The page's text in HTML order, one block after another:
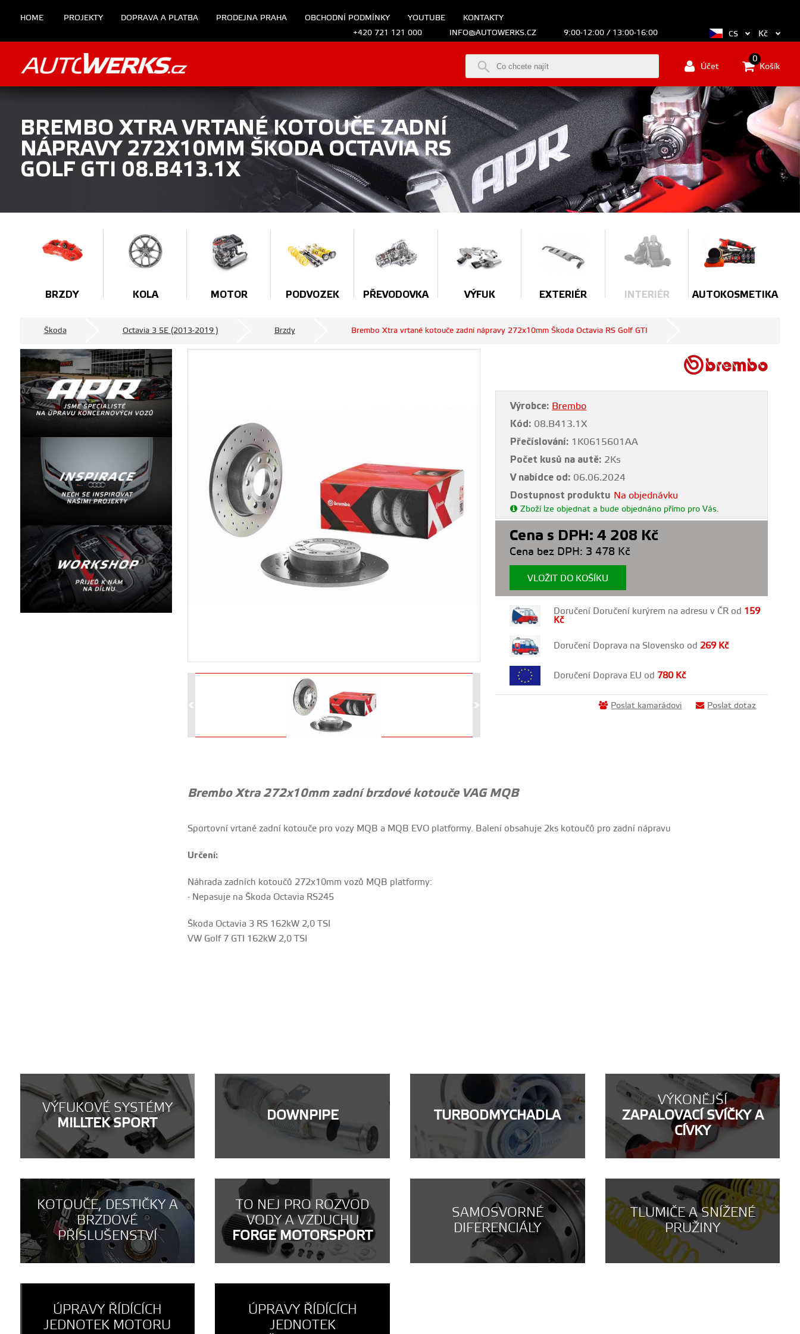
HOME PROJEKTY DOPRAVA A PLATBA PRODEJNA PRAHA OBCHODNÍ PODMÍNKY YOUTUBE
KONTAKTY
+420 721 121 000
INFO@AUTOWERKS.CZ 9:00-12:00 / 13:00-16:00 CS Kč
Účet Košík
0
BREMBO XTRA VRTANÉ KOTOUČE ZADNÍ
NÁPRAVY 272X10MM ŠKODA OCTAVIA RS
GOLF GTI 08.B413.1X
BRZDY KOLA MOTOR PODVOZEK PŘEVODOVKA VÝFUK EXTERIÉR INTERIÉR AUTOKOSMETIKA
Škoda Octavia 3 5E (2013-2019 ) Brzdy Brembo Xtra vrtané kotouče zadní nápravy 272x10mm Škoda Octavia RS Golf GTI
Výrobce: Brembo
Kód: 08.B413.1X
Přečíslování: 1K0615601AA
Počet kusů na autě: 2Ks
V nabídce od: 06.06.2024
Dostupnost produktu Na objednávku
Zboží lze objednat a bude objednáno přímo pro Vás.
Cena s DPH: 4 208 Kč
Cena bez DPH: 3 478 Kč
VLOŽIT DO KOŠÍKU
Doručení Doručení kurýrem na adresu v ČR od 159
Kč
Doručení Doprava na Slovensko od269 Kč
Doručení Doprava EU od 780 Kč
Poslat kamarádovi Poslat dotaz
Brembo Xtra 272x10mm zadní brzdové kotouče VAG MQB
Sportovní vrtané zadní kotouče pro vozy MQB a MQB EVO platformy. Balení obsahuje 2ks kotoučů pro zadní nápravu
Určení:
Náhrada zadních kotoučů 272x10mm vozů MQB platformy:
- Nepasuje na Škoda Octavia RS245
Škoda Octavia 3 RS 162kW 2,0 TSI
VW Golf 7 GTI 162kW 2,0 TSI
VÝFUKOVÉ SYSTÉMY
MILLTEK SPORT
DOWNPIPE TURBODMYCHADLA
VÝKONĚJŠÍ
ZAPALOVACÍ SVÍČKY A
CÍVKY
KOTOUČE, DESTIČKY A
BRZDOVÉ
PŘÍSLUŠENSTVÍ
TO NEJ PRO ROZVOD
VODY A VZDUCHU
FORGE MOTORSPORT
SAMOSVORNÉ
DIFERENCIÁLY
TLUMIČE A SNÍŽENÉ
PRUŽINY
ÚPRAVY ŘÍDÍCÍCH
JEDNOTEK MOTORU
ÚPRAVY ŘÍDÍCÍCH
JEDNOTEK